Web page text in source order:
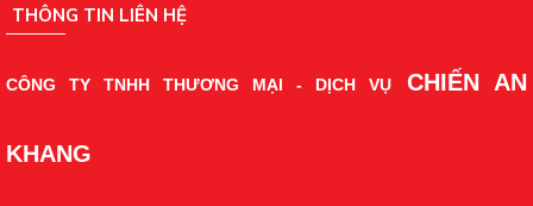
THÔNG TIN LIÊN HỆ
CÔNG TY TNHH THƯƠNG MẠI - DỊCH VỤ CHIẾN AN
KHANG